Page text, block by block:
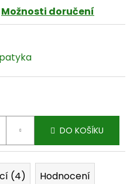
Možnosti doručení
DO KOŠÍKU
(4)
Hodnocení